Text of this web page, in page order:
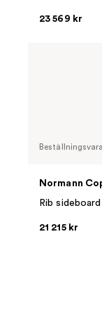
23 569 kr
Beställningsvara
Normann
Rib
21 215 kr